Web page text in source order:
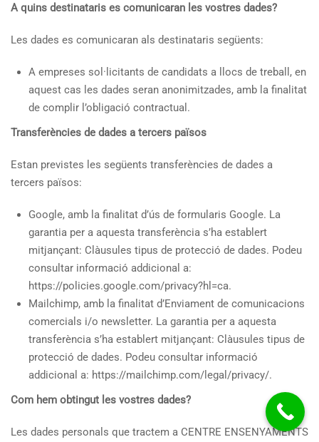
A quins destinataris es comunicaran les vostres dades?
Les dades es comunicaran als destinataris següents:
A empreses sol·licitants de candidats a llocs de treball, en
aquest cas les dades seran anonimitzades, amb la finalitat
de complir l’obligació contractual.
Transferències de dades a tercers països
Estan previstes les següents transferències de dades a
tercers països:
Google, amb la finalitat d’ús de formularis Google. La
garantia per a aquesta transferència s’ha establert
mitjançant: Clàusules tipus de protecció de dades. Podeu
consultar informació addicional a:
https://policies.google.com/privacy?hl=ca.
Mailchimp, amb la finalitat d’Enviament de comunicacions
comercials i/o newsletter. La garantia per a aquesta
transferència s’ha establert mitjançant: Clàusules tipus de
protecció de dades. Podeu consultar informació
addicional a: https://mailchimp.com/legal/privacy/.
Com hem obtingut les vostres dades?
Les dades personals que tractem a CENTRE ENSENYAMENTS